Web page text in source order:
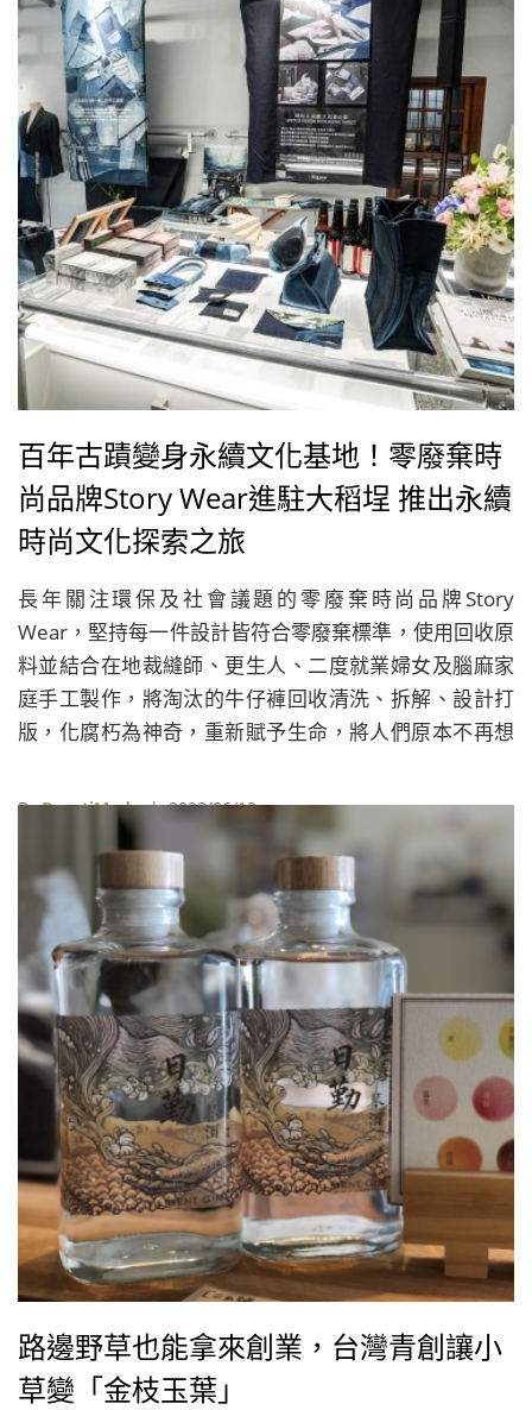
百年古蹟變身永續文化基地！零廢棄時
尚品牌Story Wear進駐大稻埕 推出永續
時尚文化探索之旅
長年關注環保及社會議題的零廢棄時尚品牌Story
Wear，堅持每一件設計皆符合零廢棄標準，使用回收原
料並結合在地裁縫師、更生人、二度就業婦女及腦麻家
庭手工製作，將淘汰的牛仔褲回收清洗、拆解、設計打
版，化腐朽為神奇，重新賦予生命，將人們原本不再想
單品。
ByBeautiMode| 2023/06/13
路邊野草也能拿來創業，台灣青創讓小
草變「金枝玉葉」